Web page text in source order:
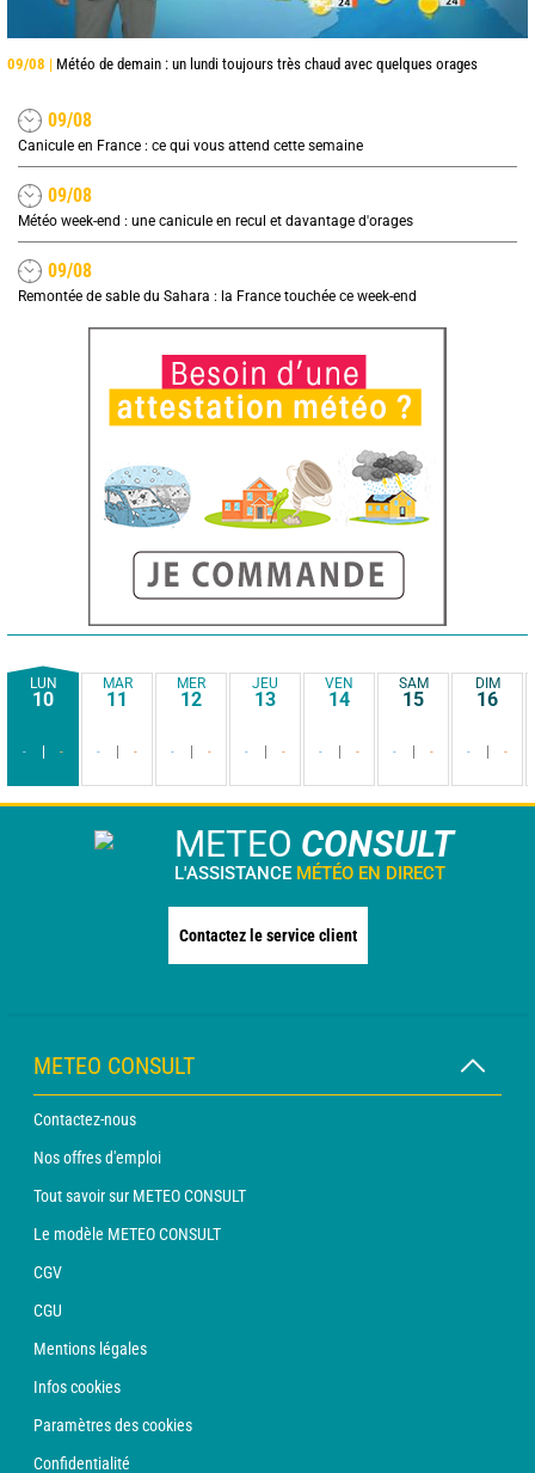
09/08 | Météo de demain : un lundi toujours très chaud avec quelques orages
09/08
Canicule en France : ce qui vous attend cette semaine
09/08
Météo week-end : une canicule en recul et davantage d'orages
09/08
Remontée de sable du Sahara : la France touchée ce week-end
LUN
10
- -
MAR
11
- -
MER
12
- -
JEU
13
- -
VEN
14
- -
SAM
15
- -
DIM
16
- -
METEO CONSULT
L'ASSISTANCE MÉTÉO EN DIRECT
Contactez le service client
METEO CONSULT
Contactez-nous
Nos offres d'emploi
Tout savoir sur METEO CONSULT
Le modèle METEO CONSULT
CGV
CGU
Mentions légales
Infos cookies
Paramètres des cookies
Confidentialité